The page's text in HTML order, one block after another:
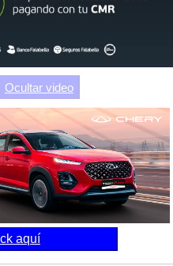
Ocultar video
aquí